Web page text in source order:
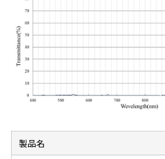
製品名